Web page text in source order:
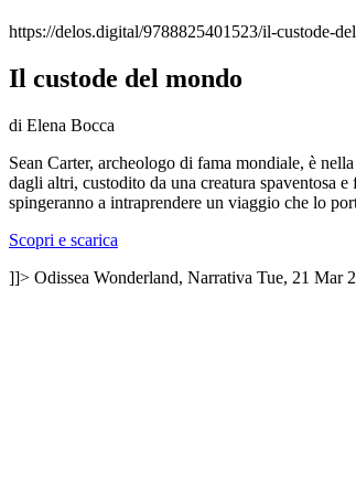
https://delos.digital/9788825401523/il-custode-
Il custode del mondo
di Elena Bocca
Sean Carter, archeologo di fama mondiale, è
dagli altri, custodito da una creatura spaventosa
spingeranno a intraprendere un viaggio che lo
Scopri e scarica
]]> Odissea Wonderland, Narrativa Tue, 21 Mar